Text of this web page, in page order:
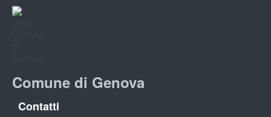
Comune di Genova
Contatti